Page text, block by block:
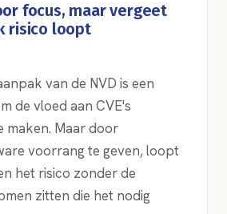
focus, maar vergeet
risico loopt
van de NVD is een
de vloed aan CVE's
maken. Maar door
voorrang te geven, loopt
het risico zonder de
zitten die het nodig